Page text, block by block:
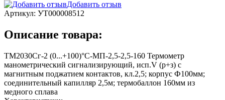
Добавить отзыв
Артикул: УТ000008512
Описание товара:
ТМ2030Сг-2 (0...+100)°С-МП-2,5-2,5-160 Термометр
манометрический сигнализирующий, исп.V (р+з) с
магнитным поджатием контактов, кл.2,5; корпус Ф100мм;
соединительный капилляр 2,5м; термобаллон 160мм из
медного сплава